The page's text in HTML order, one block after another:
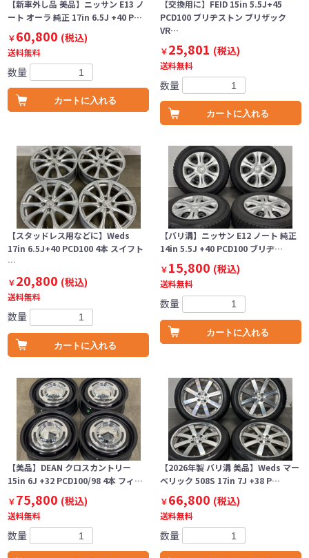
【新車外し品 美品】ニッサン E13 ノ
ート オーラ 純正 17in 6.5J +40 P…
￥60,800 (税込)
送料無料
数量
カートに入れる
【交換用に】FEID 15in 5.5J+45
PCD100 ブリヂストン ブリザック
VR…
￥25,801 (税込)
送料無料
数量
カートに入れる
【スタッドレス用などに】Weds
17in 6.5J+40 PCD100 4本 スイフト
…
￥20,800 (税込)
送料無料
数量
カートに入れる
【バリ溝】ニッサン E12 ノート 純正
14in 5.5J +40 PCD100 ブリヂ…
￥15,800 (税込)
送料無料
数量
カートに入れる
【美品】DEAN クロスカントリー
15in 6J +32 PCD100/98 4本 フィ…
￥75,800 (税込)
送料無料
数量
【2026年製 バリ溝 美品】Weds マー
ベリック 508S 17in 7J +38 P…
￥66,800 (税込)
送料無料
数量